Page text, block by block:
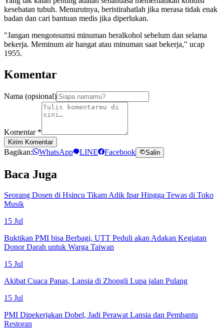
kesehatan tubuh. Menurutnya, beristirahatlah jika merasa tidak enak
badan dan cari bantuan medis jika diperlukan.
"Jangan mengonsumsi minuman beralkohol sebelum dan selama
bekerja. Meminum air hangat atau minuman saat bekerja," ucap
1955.
Komentar
Nama (opsional)
Komentar *
Kirim Komentar
Bagikan: WhatsApp LINE Facebook Salin
Baca Juga
Seorang Dosen di Hsincu Tikam Adik Ipar Hingga Tewas di Toko
Musik
15 Jul
Buktikan PMI bisa Berbagi, UTT Peduli akan Adakan Kegiatan
Donor Darah untuk Warga Taiwan
15 Jul
Akibat Cuaca Panas, Lansia di Zhongli Lupa jalan Pulang
15 Jul
PMI Dipekerjakan Dobel, Jadi Perawat Lansia dan Pembantu
Restoran